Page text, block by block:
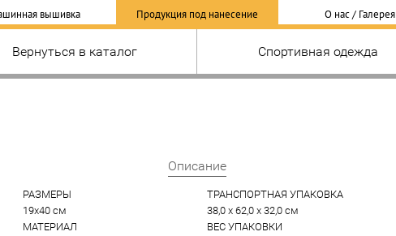
вышивка Продукция под нанесение О нас / Галерея
Вернуться в каталог Спортивная одежда
Описание
РАЗМЕРЫ
19х40 см
МАТЕРИАЛ
ТРАНСПОРТНАЯ УПАКОВКА
38,0 x 62,0 x 32,0 см
ВЕС УПАКОВКИ